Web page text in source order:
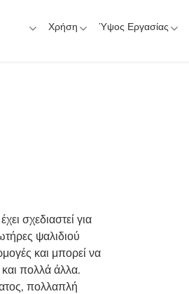
Χρήση Ύψος Εργασίας
σχεδιαστεί για
ψαλιδιού
και μπορεί να
πολλά άλλα.
πολλαπλή